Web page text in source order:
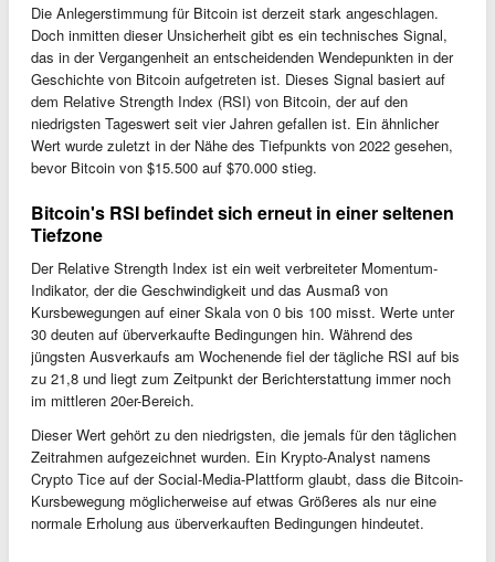
Die Anlegerstimmung für Bitcoin ist derzeit stark angeschlagen.
Doch inmitten dieser Unsicherheit gibt es ein technisches Signal,
das in der Vergangenheit an entscheidenden Wendepunkten in der
Geschichte von Bitcoin aufgetreten ist. Dieses Signal basiert auf
dem Relative Strength Index (RSI) von Bitcoin, der auf den
niedrigsten Tageswert seit vier Jahren gefallen ist. Ein ähnlicher
Wert wurde zuletzt in der Nähe des Tiefpunkts von 2022 gesehen,
bevor Bitcoin von $15.500 auf $70.000 stieg.
Bitcoin's RSI befindet sich erneut in einer seltenen
Tiefzone
Der Relative Strength Index ist ein weit verbreiteter Momentum-
Indikator, der die Geschwindigkeit und das Ausmaß von
Kursbewegungen auf einer Skala von 0 bis 100 misst. Werte unter
30 deuten auf überverkaufte Bedingungen hin. Während des
jüngsten Ausverkaufs am Wochenende fiel der tägliche RSI auf bis
zu 21,8 und liegt zum Zeitpunkt der Berichterstattung immer noch
im mittleren 20er-Bereich.
Dieser Wert gehört zu den niedrigsten, die jemals für den täglichen
Zeitrahmen aufgezeichnet wurden. Ein Krypto-Analyst namens
Crypto Tice auf der Social-Media-Plattform glaubt, dass die Bitcoin-
Kursbewegung möglicherweise auf etwas Größeres als nur eine
normale Erholung aus überverkauften Bedingungen hindeutet.